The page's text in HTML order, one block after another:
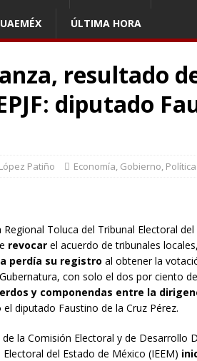
UAEMÉX ÚLTIMA HORA
resultado
diputado
Patiño Economía, Gobierno, Política
Regional Toluca del Tribunal Electoral del
revocar el acuerdo de tribunales
perdía su registro al obtener la
con solo el dos por ciento
y componendas entre la
el diputado Faustino de la Cruz Pérez.
la Comisión Electoral y de Desarrollo
del Estado de México (IEEM)